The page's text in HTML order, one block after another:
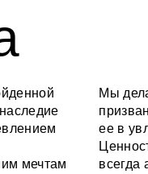
мечтам
Мы
ее в
всегда